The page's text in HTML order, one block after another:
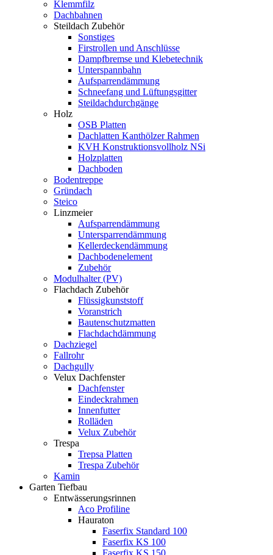
Klemmfilz
Dachbahnen
Steildach Zubehör
Sonstiges
Firstrollen und Anschlüsse
Dampfbremse und Klebetechnik
Unterspannbahn
Aufsparrendämmung
Schneefang und Lüftungsgitter
Steildachdurchgänge
Holz
OSB Platten
Dachlatten Kanthölzer Rahmen
KVH Konstruktionsvollholz NSi
Holzplatten
Dachboden
Bodentreppe
Gründach
Steico
Linzmeier
Aufsparrendämmung
Untersparrendämmung
Kellerdeckendämmung
Dachbodenelement
Zubehör
Modulhalter (PV)
Flachdach Zubehör
Flüssigkunststoff
Voranstrich
Bautenschutzmatten
Flachdachdämmung
Dachziegel
Fallrohr
Dachgully
Velux Dachfenster
Dachfenster
Eindeckrahmen
Innenfutter
Rolläden
Velux Zubehör
Trespa
Trepsa Platten
Trespa Zubehör
Kamin
Garten Tiefbau
Entwässerungsrinnen
Aco Profiline
Hauraton
Faserfix Standard 100
Faserfix KS 100
Faserfix KS 150